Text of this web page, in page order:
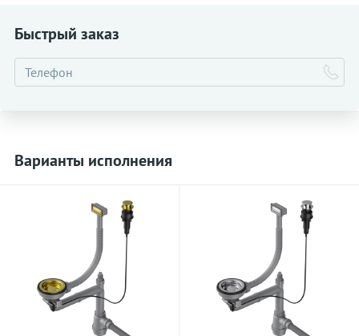
Быстрый заказ
Варианты исполнения